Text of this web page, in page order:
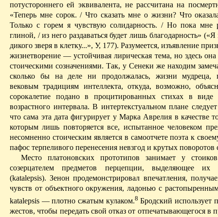
потустороннего ей эквивалента, не рассчитана на
«Теперь мне сорок. / Что сказать мне о жизни? Что
Только с горем я чувствую солидарность. / Но пока мне
глиной, / из него раздаваться будет лишь благодарность»
дикого зверя в клетку...», У, 177). Разумеется, изъявление
жизнетворение — устойчивая лирическая тема, но здесь
стоическими созначениями. Так, у Сенеки же находим
сколько бы на деле ни продолжалась, жизни мудреца,
вековым традициям интеллекта, откуда, возможно,
сорокалетие подано в процитированных стихах в виде
возрастного интервала. В интертекстуальномплане
что сама эта дата фигурирует у Марка Аврелия в качестве
которым лишь повторяется все, испытанное человеком
несомненно стоическим является в самоотчете поэта к
пафос терпеливого перенесения невзгод и крутых поворотов
Место платоновских прототипов занимает у
созерцателем предметов перцепции, выделяющее их
(katalepsis). Зенон продемонстрировал впечатления,
чувств от объектного окружения, ладонью с
katalepsis — плотно сжатым кулаком.8 Бродс­кий использует
жестов, чтобы передать свой отказ от отпечатывающегося в